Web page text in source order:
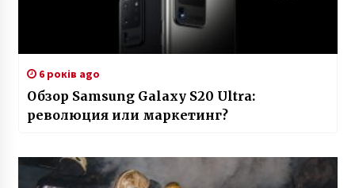
6 років ago
Обзор Samsung Galaxy S20 Ultra:
революция или маркетинг?